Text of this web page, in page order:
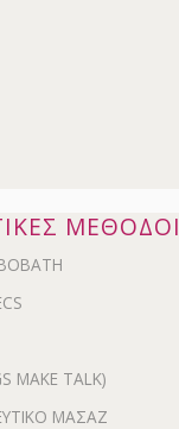
ΜΕΘΟΔΟΙ
MAKE TALK)
ΜΑΣΑΖ